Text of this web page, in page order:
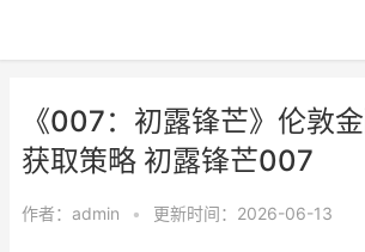
《007：初露锋芒》伦敦
获取策略 初露锋芒007
作者： admin • 更新时间：2026-06-13